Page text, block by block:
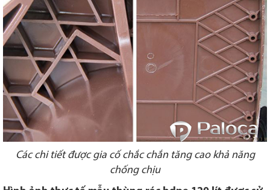
Các chi tiết được gia cố chắc chắn tăng cao khả năng
chống chịu